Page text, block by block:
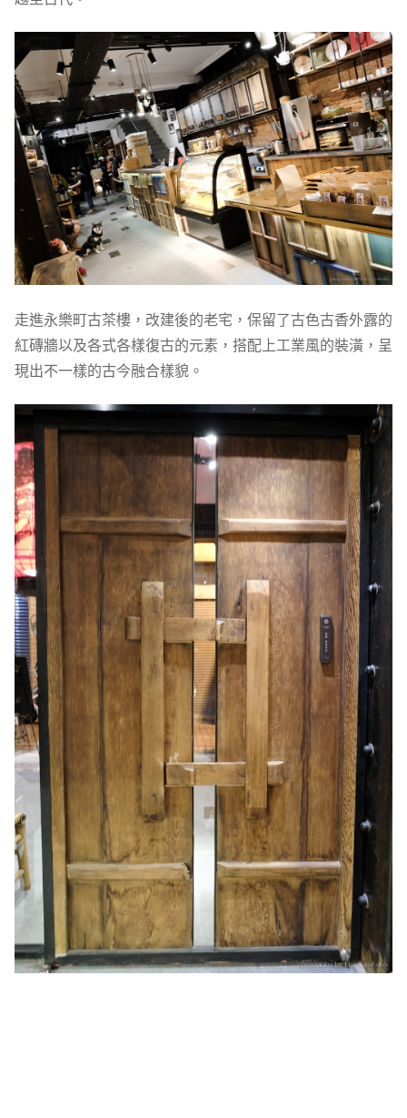
走進永樂町古茶樓，改建後的老宅，保留了古色古香外露的
紅磚牆以及各式各樣復古的元素，搭配上工業風的裝潢，呈
現出不一樣的古今融合樣貌。